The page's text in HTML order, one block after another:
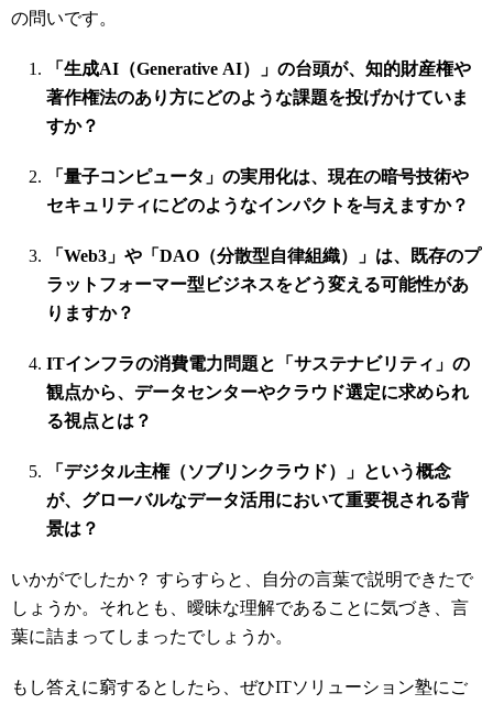
の問いです。
「生成AI（Generative AI）」の台頭が、知的財産権や
著作権法のあり方にどのような課題を投げかけていま
すか？
「量子コンピュータ」の実用化は、現在の暗号技術や
セキュリティにどのようなインパクトを与えますか？
「Web3」や「DAO（分散型自律組織）」は、既存のプ
ラットフォーマー型ビジネスをどう変える可能性があ
りますか？
ITインフラの消費電力問題と「サステナビリティ」の
観点から、データセンターやクラウド選定に求められ
る視点とは？
「デジタル主権（ソブリンクラウド）」という概念
が、グローバルなデータ活用において重要視される背
景は？
いかがでしたか？ すらすらと、自分の言葉で説明できたで
しょうか。それとも、曖昧な理解であることに気づき、言
葉に詰まってしまったでしょうか。
もし答えに窮するとしたら、ぜひITソリューション塾にご